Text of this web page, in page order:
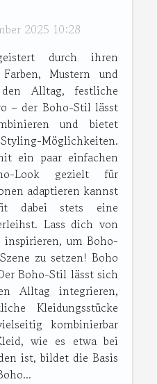
2025 10:28
durch ihren
Mustern und
Alltag, festliche
– der Boho-Stil lässt
und bietet
Möglichkeiten.
ein paar einfachen
Look gezielt für
adaptieren kannst
dabei stets eine
Lass dich von
inspirieren, um Boho-
zu setzen! Boho
Boho-Stil lässt sich
Alltag integrieren,
Kleidungsstücke
kombinierbar
wie es etwa bei
ist, bildet die Basis